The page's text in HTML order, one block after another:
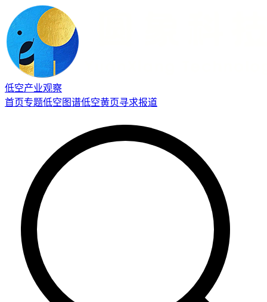
低空产业观察
首页专题低空图谱低空黄页寻求报道